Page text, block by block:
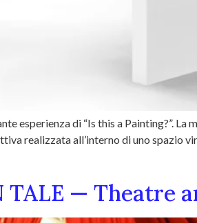
esperienza di “Is this a Painting?”.
realizzata all’interno di uno spazio
TALE — Theatre